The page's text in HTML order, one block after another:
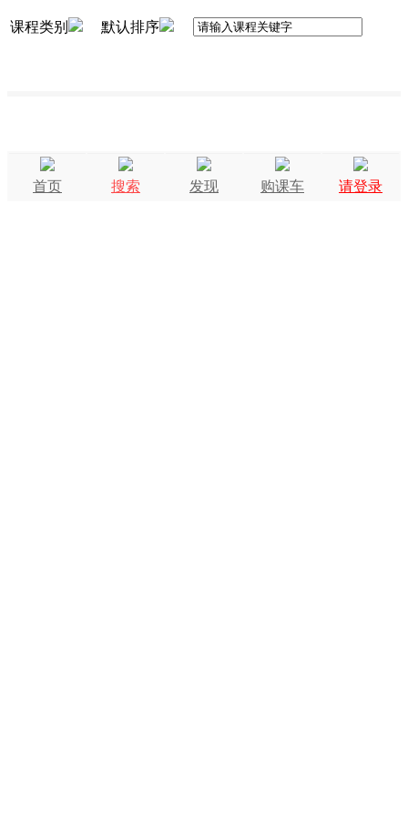
课程类别 默认排序
首页 搜索 发现 购课车 请登录